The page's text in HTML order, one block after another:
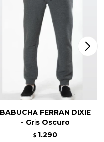
BABUCHA FERRAN DIXIE
- Gris Oscuro
$ 1.290